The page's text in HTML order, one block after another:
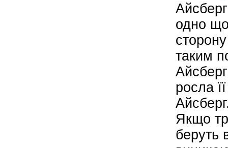
одно що
таким
росла
Якщо
беруть